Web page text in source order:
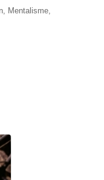
Mentalisme,